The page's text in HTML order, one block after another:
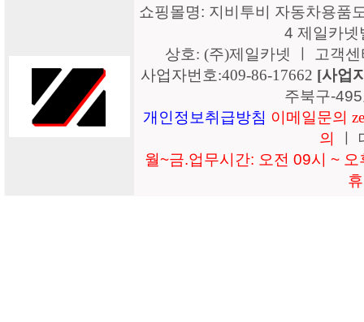
쇼핑몰명: 지비투비 자동차용품
4 제일카
상호: (주)제일카넷 ㅣ 고객
사업자번호:409-86-17662 [사업
주북구-
개인정보취급방침 이메일문의
의
월~금.업무시간: 오전 09시 ~